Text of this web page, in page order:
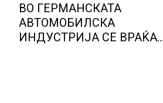
ВО ГЕРМАНСКАТА
АВТОМОБИЛСКА
ИНДУСТРИЈА СЕ ВРАЌА